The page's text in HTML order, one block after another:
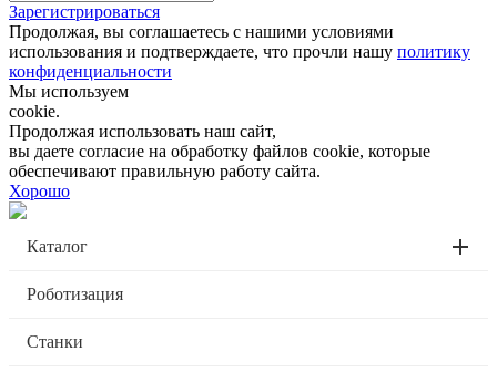
Зарегистрироваться
Продолжая, вы соглашаетесь с нашими условиями
использования и подтверждаете, что прочли нашу политику
конфиденциальности
Мы используем
cookie.
Продолжая использовать наш сайт,
вы даете согласие на обработку файлов cookie, которые
обеспечивают правильную работу сайта.
Хорошо
Каталог
Роботизация
Станки